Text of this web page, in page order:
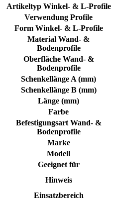
Artikeltyp Winkel- & L-Profile
Verwendung Profile
Form Winkel- & L-Profile
Material Wand- &
Bodenprofile
Oberfläche Wand- &
Bodenprofile
Schenkellänge A (mm)
Schenkellänge B (mm)
Länge (mm)
Farbe
Befestigungsart Wand- &
Bodenprofile
Marke
Modell
Geeignet für
Hinweis
Einsatzbereich